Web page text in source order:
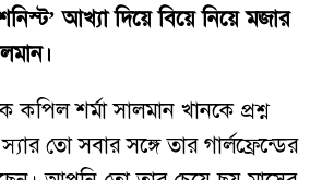
আখ্যা দিয়ে বিয়ে নিয়ে মজার
কপিল শর্মা সালমান খানকে প্রশ্ন
তো সবার সঙ্গে তার গার্লফ্রেন্ডের